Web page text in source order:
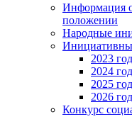
Информация
положении
Народные
2023 год
2024 год
2025 год
2026 год
Конкурс